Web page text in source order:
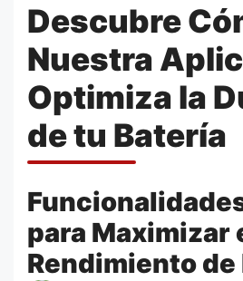
Descubre
Nuestra
Optimiza la
de tu Batería
para Maximizar
Rendimiento de